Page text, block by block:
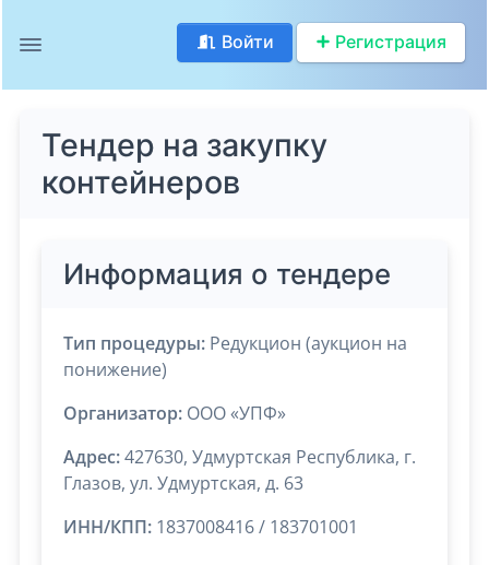
Войти Регистрация
Тендер на закупку
контейнеров
Информация о тендере
Тип процедуры: Редукцион (аукцион на
понижение)
Организатор: ООО «УПФ»
Адрес:427630, Удмуртская Республика, г.
Глазов, ул. Удмуртская, д. 63
ИНН/КПП: 1837008416 / 183701001